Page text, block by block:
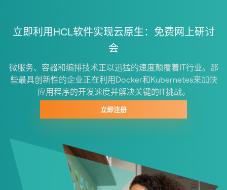
立即利用HCL软件实现云原生：免费网上研讨
会
微服务、容器和编排技术正以迅猛的速度颠覆着IT行业。那
些最具创新性的企业正在利用Docker和Kubernetes来加快
应用程序的开发速度并解决关键的IT挑战。
立即注册